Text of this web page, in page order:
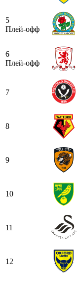
5
Плей-офф
6
Плей-офф
7
8
9
10
11
12